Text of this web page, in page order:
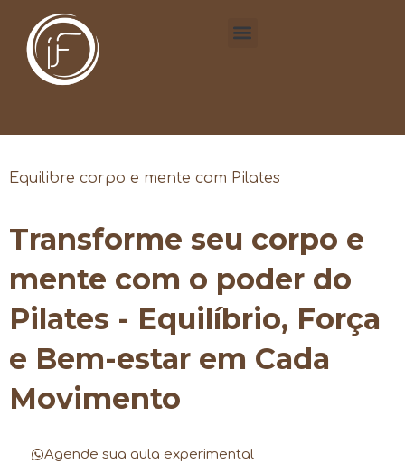
Equilibre corpo e mente com Pilates
Transforme seu corpo e
mente com o poder do
Pilates - Equilíbrio, Força
e Bem-estar em Cada
Movimento
Agende sua aula experimental